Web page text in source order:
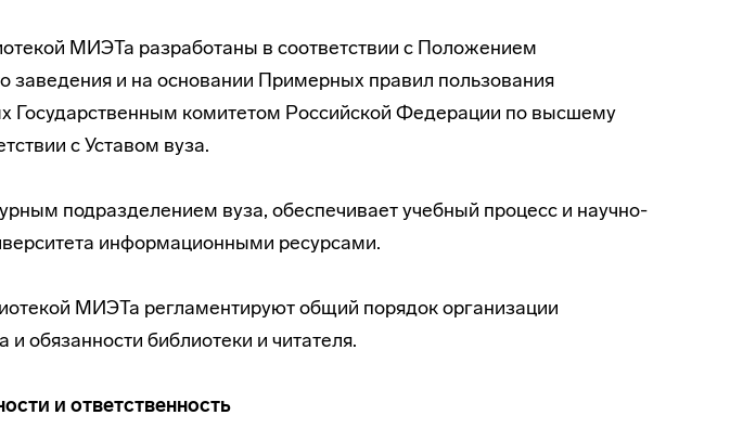
МИЭТа разработаны в соответствии с Положением
заведения и на основании Примерных правил пользования
Государственным комитетом Российской Федерации по высшему
с Уставом вуза.
подразделением вуза, обеспечивает учебный процесс и научно-
информационными ресурсами.
МИЭТа регламентируют общий порядок организации
обязанности библиотеки и читателя.
и ответственность